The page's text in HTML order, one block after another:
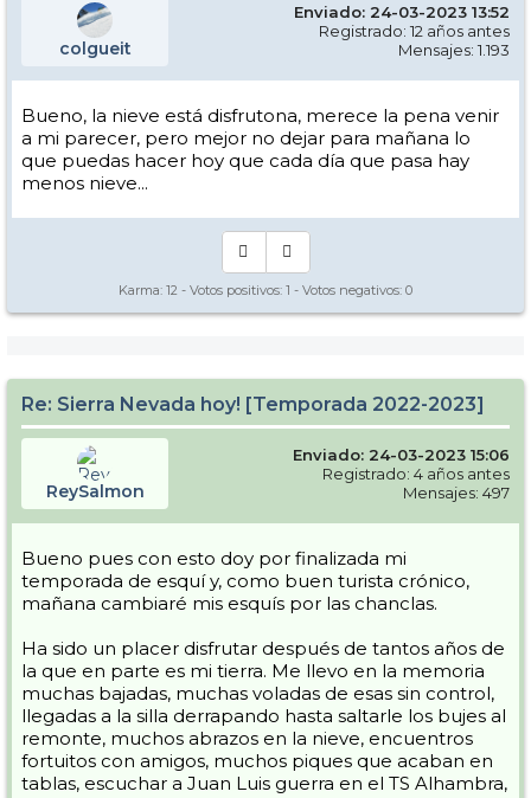
colgueit
Enviado: 24-03-2023 13:52
Registrado: 12 años antes
Mensajes: 1.193
Bueno, la nieve está disfrutona, merece la pena venir
a mi parecer, pero mejor no dejar para mañana lo
que puedas hacer hoy que cada día que pasa hay
menos nieve...
Karma: 12 - Votos positivos: 1 - Votos negativos: 0
Re: Sierra Nevada hoy! [Temporada 2022-2023]
ReySalmon
Enviado: 24-03-2023 15:06
Registrado: 4 años antes
Mensajes: 497
Bueno pues con esto doy por finalizada mi
temporada de esquí y, como buen turista crónico,
mañana cambiaré mis esquís por las chanclas.
Ha sido un placer disfrutar después de tantos años de
la que en parte es mi tierra. Me llevo en la memoria
muchas bajadas, muchas voladas de esas sin control,
llegadas a la silla derrapando hasta saltarle los bujes al
remonte, muchos abrazos en la nieve, encuentros
fortuitos con amigos, muchos piques que acaban en
tablas, escuchar a Juan Luis guerra en el TS Alhambra,